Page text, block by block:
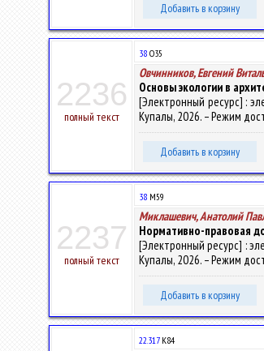
Добавить в корзину
2236
полный текст
38 О35
Овчинников, Евгений
Основы экологии в
[Электронный ресурс] :
Купалы, 2026. – Режим
Добавить в корзину
2237
полный текст
38 М59
Миклашевич, Анатолий
Нормативно-правовая
[Электронный ресурс] :
Купалы, 2026. – Режим
Добавить в корзину
22.317К84